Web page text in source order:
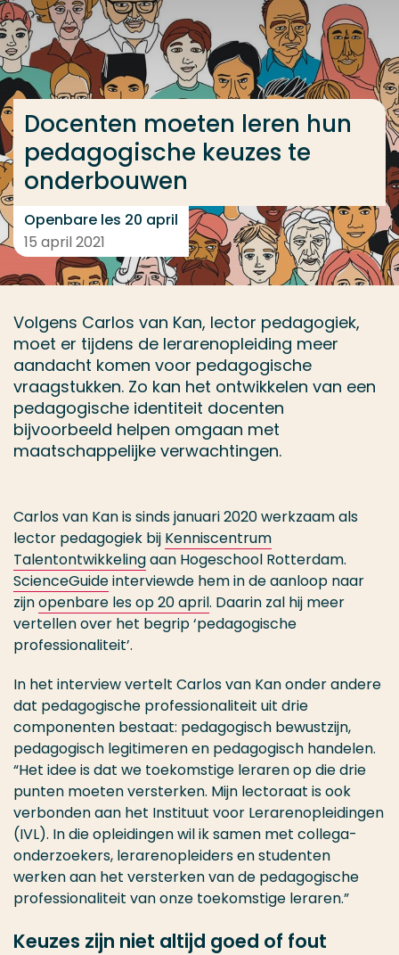
Ga direct naar de content
... > Docenten moeten leren hun pedagogische
Docenten moeten leren hun
pedagogische keuzes te
onderbouwen
Openbare les 20 april
15 april 2021
Volgens Carlos van Kan, lector pedagogiek,
moet er tijdens de lerarenopleiding meer
aandacht komen voor pedagogische
vraagstukken. Zo kan het ontwikkelen van een
pedagogische identiteit docenten
bijvoorbeeld helpen omgaan met
maatschappelijke verwachtingen.
Carlos van Kan is sinds januari 2020 werkzaam als
lector pedagogiek bij Kenniscentrum
Talentontwikkelingaan Hogeschool Rotterdam.
ScienceGuideinterviewde hem in de aanloop naar
zijnopenbare les op 20 april. Daarin zal hij meer
vertellen over het begrip ‘pedagogische
professionaliteit’.
In het interview vertelt Carlos van Kan onder andere
dat pedagogische professionaliteit uit drie
componenten bestaat: pedagogisch bewustzijn,
pedagogisch legitimeren en pedagogisch handelen.
“Het idee is dat we toekomstige leraren op die drie
punten moeten versterken. Mijn lectoraat is ook
verbonden aan het Instituut voor Lerarenopleidingen
(IVL). In die opleidingen wil ik samen met collega-
onderzoekers, lerarenopleiders en studenten
werken aan het versterken van de pedagogische
professionaliteit van onze toekomstige leraren.”
Keuzes zijn niet altijd goed of fout
Veel gezocht
Opleiding
Contact